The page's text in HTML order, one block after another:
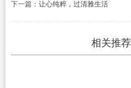
下一篇： 让心纯粹，过清雅生活
相关推荐